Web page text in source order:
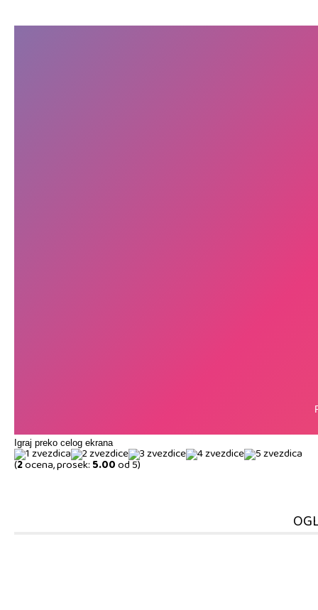
Igraj preko celog ekrana
(2ocena, prosek:5.00od 5)